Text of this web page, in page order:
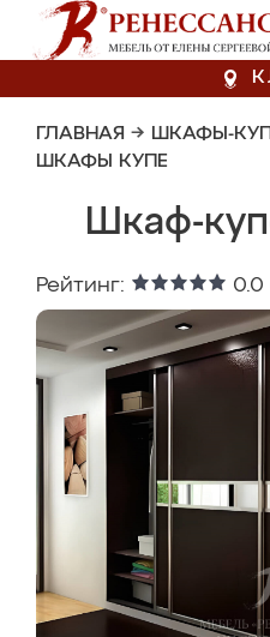
ГЛАВНАЯ → ШКАФЫ-
ШКАФЫ КУПЕ
Шкаф-
Рейтинг: 0.0